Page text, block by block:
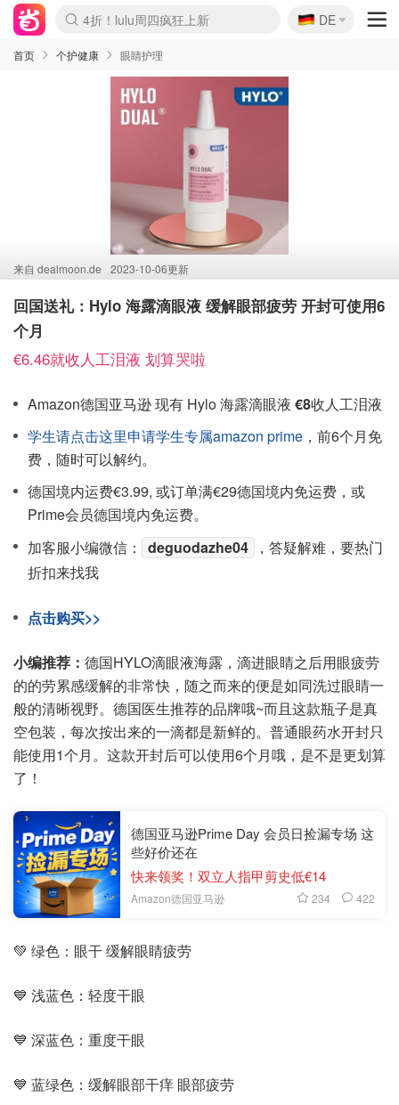
Boticinal 夏促开抢！
4折！lulu周四疯狂上新
还没结束！&OtherStories大促
Joybuy变相75折 随时失效
速领！Stanley独家85折
疑似霸哥！Camper额外叠85折
Zalando 奥莱闪促！每日更新
Moncler反季囤！5折起+叠9折
Coach Brooklyn仅€192
🇩🇪
DE
首页 个护健康 眼睛护理
来自 dealmoon.de 2023-10-06更新
回国送礼：Hylo 海露滴眼液 缓解眼部疲劳 开封可使用6
个月
€6.46就收人工泪液 划算哭啦
Amazon德国亚马逊 现有 Hylo 海露滴眼液 €8收人工泪液
学生请点击这里申请学生专属amazon prime ，前6个月免
费，随时可以解约。
德国境内运费€3.99, 或订单满€29德国境内免运费，或
Prime会员德国境内免运费。
加客服小编微信：
deguodazhe04
，答疑解难，要热门
折扣来找我
点击购买>>
小编推荐： 德国HYLO滴眼液海露，滴进眼睛之后用眼疲劳
的的劳累感缓解的非常快，随之而来的便是如同洗过眼睛一
般的清晰视野。德国医生推荐的品牌哦~而且这款瓶子是真
空包装，每次按出来的一滴都是新鲜的。普通眼药水开封只
能使用1个月。这款开封后可以使用6个月哦，是不是更划算
了！
德国亚马逊Prime Day 会员日捡漏专场 这
些好价还在
快来领奖！双立人指甲剪史低€14
Amazon德国亚马逊 234 422
💚 绿色：眼干 缓解眼睛疲劳
💙 浅蓝色：轻度干眼
💙 深蓝色：重度干眼
💙 蓝绿色：缓解眼部干痒 眼部疲劳